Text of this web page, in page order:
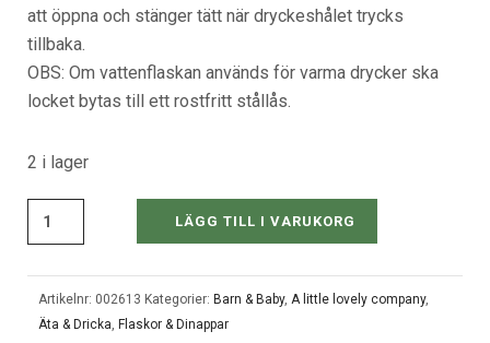
att öppna och stänger tätt när dryckeshålet trycks
tillbaka.
OBS: Om vattenflaskan används för varma drycker ska
locket bytas till ett rostfritt stållås.
2 i lager
LÄGG TILL I VARUKORG
Artikelnr: 002613 Kategorier: Barn & Baby, A little lovely company,
Äta & Dricka, Flaskor & Dinappar